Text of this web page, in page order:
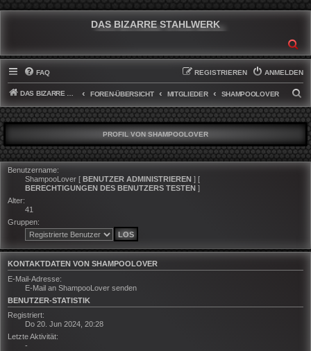
DAS BIZARRE STAHLWERK
FAQ ANMELDEN
REGISTRIEREN
DAS BIZARRE STAHLWERK FOREN-ÜBERSICHT MITGLIEDER SHAMPOOLOVER
U
C
H
E
PROFIL VON SHAMPOOLOVER
Benutzername:
ShampooLover [ BENUTZER ADMINISTRIEREN ] [
BERECHTIGUNGEN DES BENUTZERS TESTEN ]
Alter:
41
Gruppen:
KONTAKTDATEN VON SHAMPOOLOVER
E-Mail-Adresse:
E-Mail an ShampooLover senden
BENUTZER-STATISTIK
Registriert:
Do 20. Jun 2024, 20:28
Letzte Aktivität:
-